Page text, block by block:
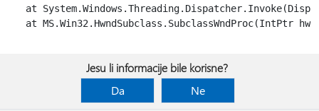
at
Jesu li informacije bile korisne?
Da
Ne